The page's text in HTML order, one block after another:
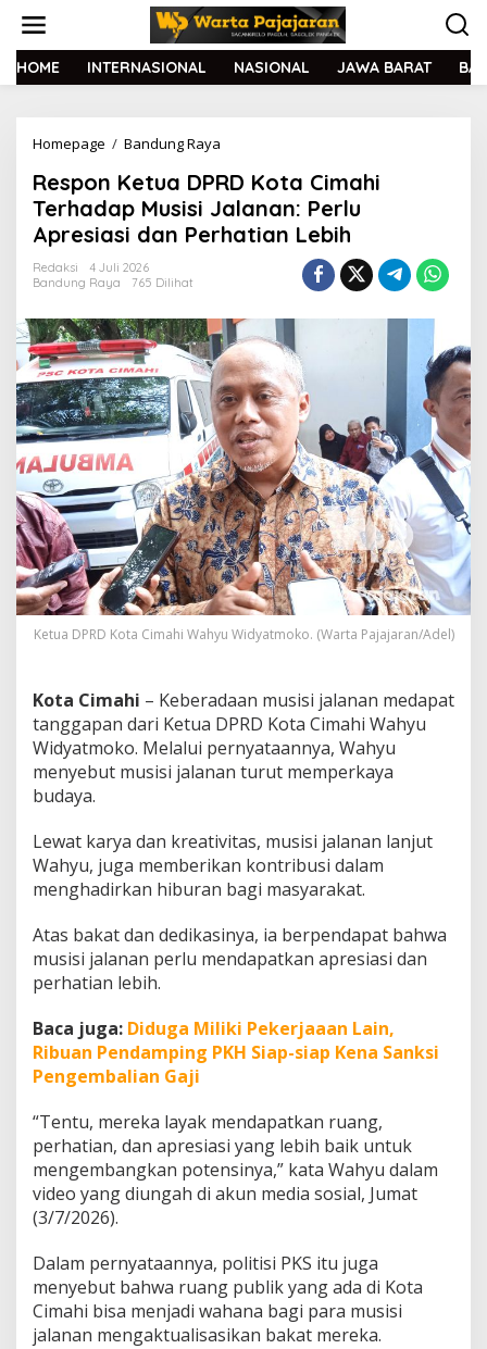
t
HOME INTERNASIONAL NASIONAL JAWA BARAT
Homepage / Bandung Raya
s
p
o
n
u
a
D
P
R
D
K
o
t
a
C
i
m
a
h
i
T
h
a
d
a
p
i
s
a
l
a
n
:
P
l
u
p
r
i
a
s
i
d
Respon Ketua DPRD Kota Cimahi
Terhadap Musisi Jalanan: Perlu
Apresiasi dan Perhatian Lebih
Redaksi
4 Juli 2026
Bandung Raya
765 Dilihat
Ketua DPRD Kota Cimahi Wahyu Widyatmoko. (Warta Pajajaran/Adel)
Kota Cimahi – Keberadaan musisi jalanan medapat
tanggapan dari Ketua DPRD Kota Cimahi Wahyu
Widyatmoko. Melalui pernyataannya, Wahyu
menyebut musisi jalanan turut memperkaya
budaya.
Lewat karya dan kreativitas, musisi jalanan lanjut
Wahyu, juga memberikan kontribusi dalam
menghadirkan hiburan bagi masyarakat.
Atas bakat dan dedikasinya, ia berpendapat bahwa
musisi jalanan perlu mendapatkan apresiasi dan
perhatian lebih.
Baca juga: Diduga Miliki Pekerjaaan Lain,
Ribuan Pendamping PKH Siap-siap Kena Sanksi
Pengembalian Gaji
“Tentu, mereka layak mendapatkan ruang,
perhatian, dan apresiasi yang lebih baik untuk
mengembangkan potensinya,” kata Wahyu dalam
video yang diungah di akun media sosial, Jumat
(3/7/2026).
Dalam pernyataannya, politisi PKS itu juga
menyebut bahwa ruang publik yang ada di Kota
Cimahi bisa menjadi wahana bagi para musisi
jalanan mengaktualisasikan bakat mereka.